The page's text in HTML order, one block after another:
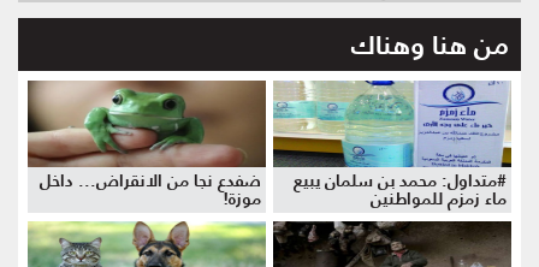
من هنا وهناك
#متداول: محمد بن سلمان يبيع
ماء زمزم للمواطنين
ضفدع نجا من الانقراض... داخل
موزة!